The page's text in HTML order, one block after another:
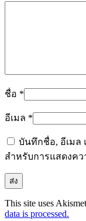
ชื่อ *
อีเมล *
บันทึกชื่อ, อีเมล
สำหรับการแสดงคว
This site uses
data is processed.